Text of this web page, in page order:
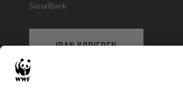
SozialBank
IBAN KOPIEREN